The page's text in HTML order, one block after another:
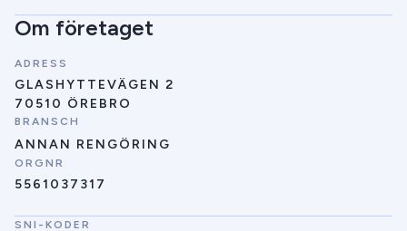
NYHETER
Om företaget
ADRESS
GLASHYTTEVÄGEN 2
70510 ÖREBRO
BRANSCH
ANNAN RENGÖRING
ORGNR
5561037317
SNI-KODER